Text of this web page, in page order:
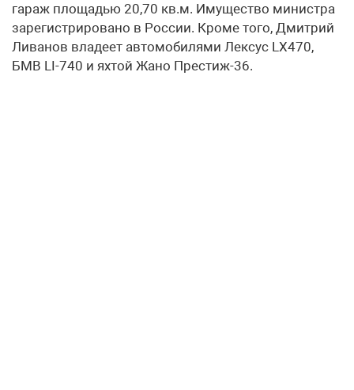
гараж площадью 20,70 кв.м. Имущество министра
зарегистрировано в России. Кроме того, Дмитрий
Ливанов владеет автомобилями Лексус LX470,
БМВ LI-740 и яхтой Жано Престиж-36.